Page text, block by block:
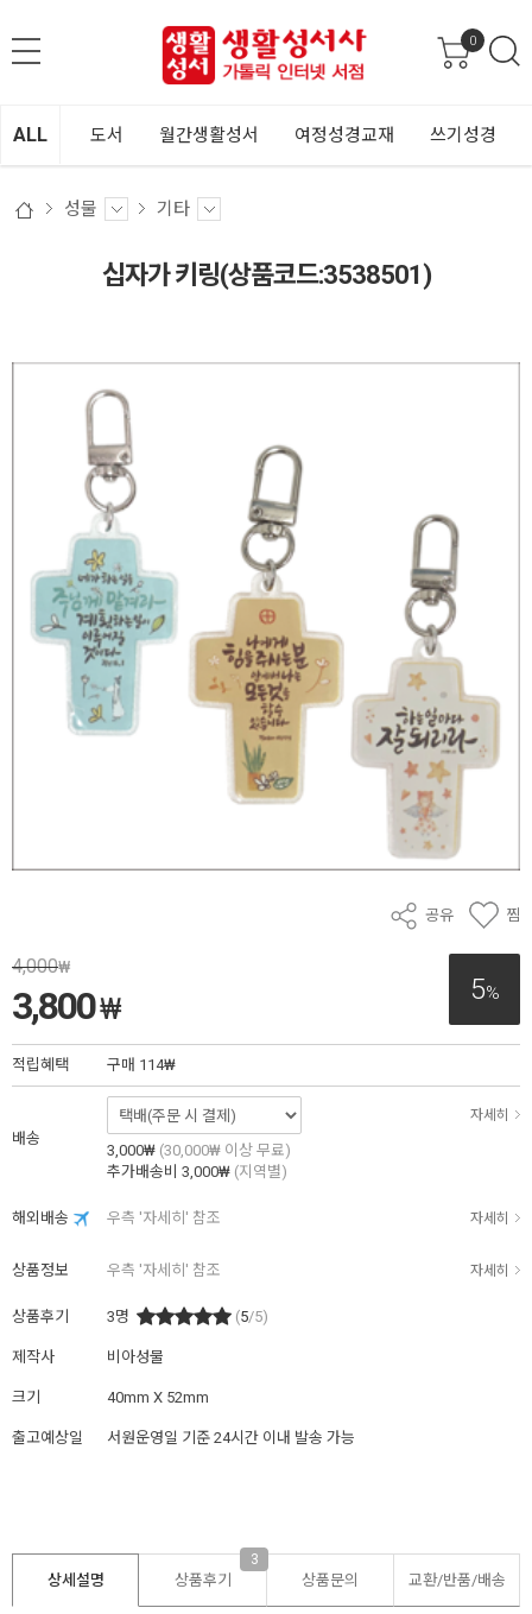
0
ALL 도서 월간생활성서 여정성경교재 쓰기성경
성물 기타
십자가 키링(상품코드:3538501)
공유 찜
5%
4,000₩
3,800₩
적립혜택 구매 114₩
배송
자세히
3,000₩ (30,000₩ 이상 무료)
추가배송비 3,000₩ (지역별)
해외배송 우측 '자세히' 참조 자세히
상품정보 우측 '자세히' 참조 자세히
상품후기 3명 (5/5)
제작사 비아성물
크기 40mm X 52mm
출고예상일 서원운영일 기준 24시간 이내 발송 가능
상세설명 상품후기
3
상품문의 교환/반품/배송